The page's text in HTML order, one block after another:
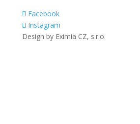
Facebook
Instagram
Design by Eximia CZ, s.r.o.